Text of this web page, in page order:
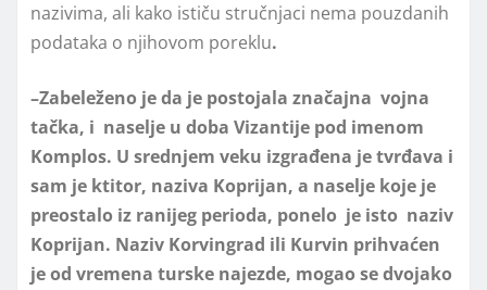
nazivima, ali kako ističu stručnjaci nema pouzdanih
podataka o njihovom poreklu.
–Zabeleženo je da je postojala značajna vojna
tačka, i naselje u doba Vizantije pod imenom
Komplos. U srednjem veku izgrađena je tvrđava i
sam je ktitor, naziva Koprijan, a naselje koje je
preostalo iz ranijeg perioda, ponelo je isto naziv
Koprijan. Naziv Korvingrad ili Kurvin prihvaćen
je od vremena turske najezde, mogao se dvojako